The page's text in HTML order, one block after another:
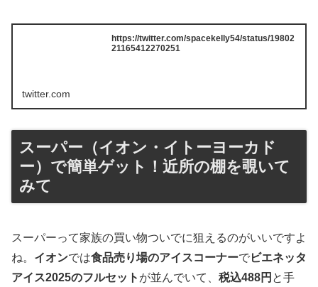
https://twitter.com/spacekelly54/status/19802
21165412270251
twitter.com
スーパー（イオン・イトーヨーカド
ー）で簡単ゲット！近所の棚を覗いて
みて
スーパーって家族の買い物ついでに狙えるのがいいですよ
ね。 イオンでは食品売り場のアイスコーナーでビエネッタ
アイス2025のフルセット が並んでいて、 税込488円 と手